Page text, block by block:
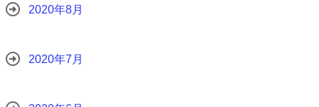
2020年8月
2020年7月